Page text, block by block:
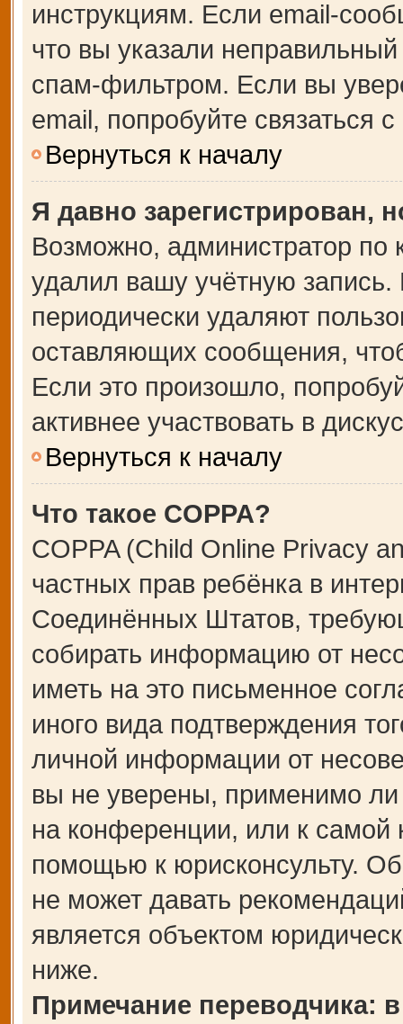
инструкциям. Если email-
что вы указали
спам-фильтром. Если вы
email, попробуйте связаться
Вернуться к началу
Я давно зарегистрирован,
Возможно, администратор по
удалил вашу учётную
периодически удаляют
оставляющих сообщения,
Если это произошло,
активнее участвовать в
Вернуться к началу
Что такое COPPA?
COPPA (Child Online Privacy
частных прав ребёнка в
Соединённых Штатов,
собирать информацию от
иметь на это письменное
иного вида подтверждения
личной информации от
вы не уверены, применимо ли
на конференции, или к самой
помощью к юрисконсульту.
не может давать
является объектом
ниже.
Примечание переводчика: